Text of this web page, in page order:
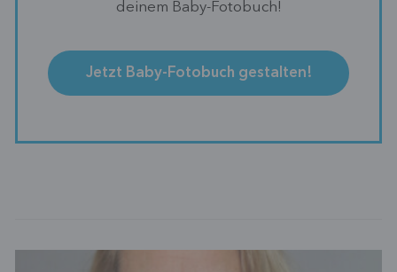
deinem Baby-Fotobuch!
Jetzt Baby-Fotobuch gestalten!